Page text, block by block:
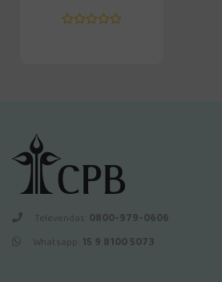
Televendas: 0800-979-0606
Whatsapp: 15 9 8100 5073